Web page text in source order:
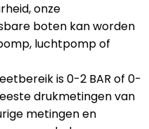
onze
boten kan worden
luchtpomp of
is 0-2 BAR of 0-
drukmetingen van
metingen en